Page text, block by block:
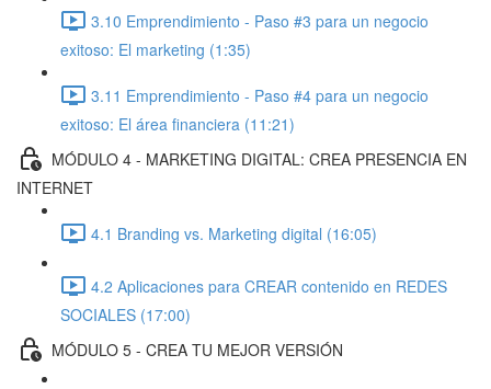
3.10 Emprendimiento - Paso #3 para un negocio
exitoso: El marketing (1:35)
3.11 Emprendimiento - Paso #4 para un negocio
exitoso: El área financiera (11:21)
MÓDULO 4 - MARKETING DIGITAL: CREA PRESENCIA EN
INTERNET
4.1 Branding vs. Marketing digital (16:05)
4.2 Aplicaciones para CREAR contenido en REDES
SOCIALES (17:00)
MÓDULO 5 - CREA TU MEJOR VERSIÓN